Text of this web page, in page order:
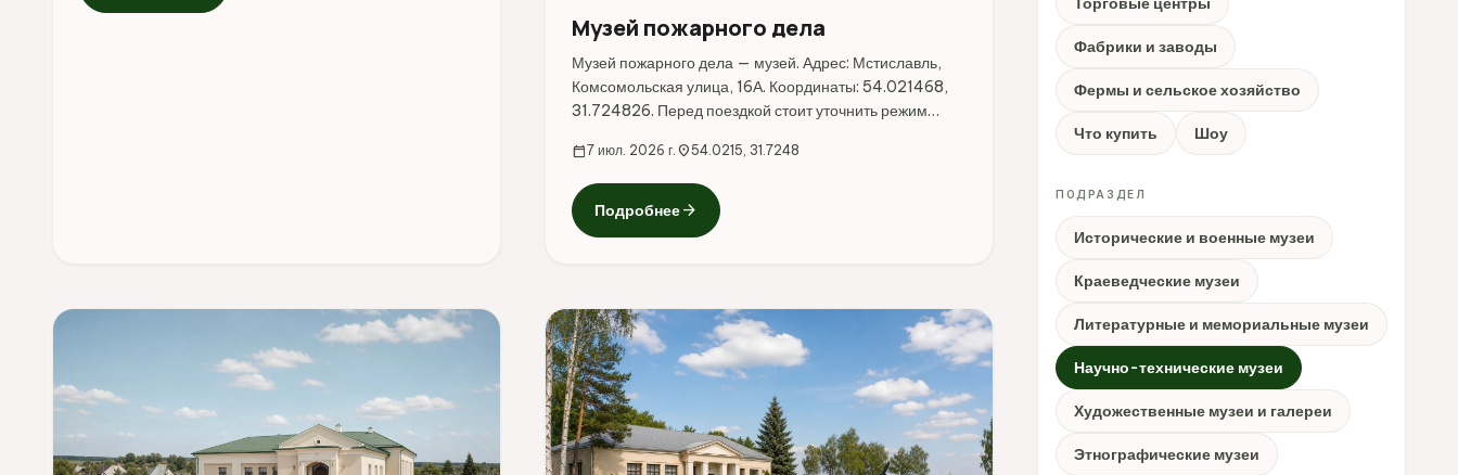
Музей пожарного дела
Музей пожарного дела — музей. Адрес: Мстиславль,
Комсомольская улица, 16А. Координаты: 54.021468,
31.724826. Перед поездкой стоит уточнить режим
на официальных ресурсах.
calendar_today7 июл. 2026 г. location_on54.0215, 31.7248
Подробнееarrow_forward
Фабрики и заводы
Фермы и сельское хозяйство
Что купить Шоу
ПОДРАЗДЕЛ
Исторические и военные музеи
Краеведческие музеи
Литературные и мемориальные музеи
Научно-технические музеи
Художественные музеи и галереи
Этнографические музеи